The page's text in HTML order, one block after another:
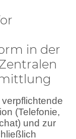
in der
(Telefonie,
und zur